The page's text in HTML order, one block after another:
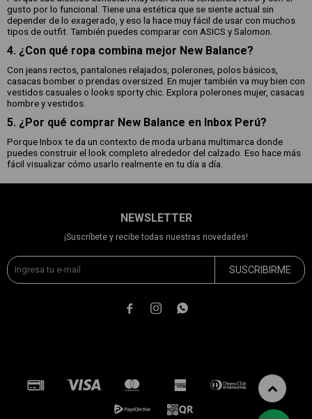
gusto por lo funcional. Tiene una estética que se siente actual sin
depender de lo exagerado, y eso la hace muy fácil de usar con muchos
tipos de outfit. También puedes comparar con ASICS y Salomon.
4. ¿Con qué ropa combina mejor New Balance?
Con jeans rectos, pantalones relajados, polerones, polos básicos,
casacas bomber o prendas oversized. En mujer también va muy bien con
vestidos casuales o looks sporty chic. Explora polerones mujer, casacas
hombre y vestidos.
5. ¿Por qué comprar New Balance en Inbox Perú?
Porque Inbox te da un contexto de moda urbana multimarca donde
puedes construir el look completo alrededor del calzado. Eso hace más
fácil visualizar cómo usarlo realmente en tu día a día.
NEWSLETTER
¡Suscríbete y recibe todas nuestras novedades!
SUSCRIBIRME
  